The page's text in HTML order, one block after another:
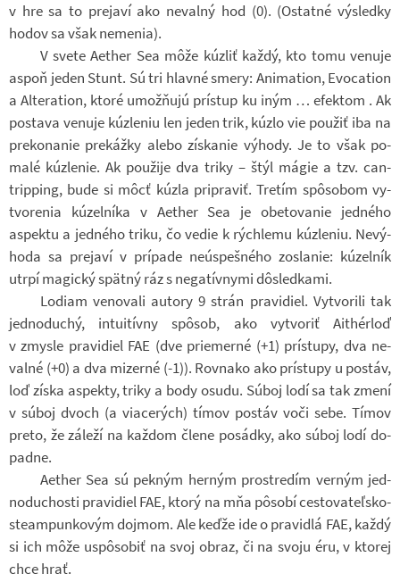
v hre sa to prejaví ako ne­valný hod (0). (Ostatné vý­sledky
hodov sa však ne­me­nia).
V svete Ae­ther Sea môže kúz­liť každý, kto tomu ve­nuje
aspoň jeden Stunt. Sú tri hlavné smery: Ani­mation, Evo­cation
a Al­te­ration, ktoré umož­ňujú prístup ku iným … efek­tom . Ak
po­stava ve­nuje kúzle­niu len jeden trik, kúzlo vie po­u­žiť iba na
pre­ko­na­nie pre­kážky alebo zís­ka­nie vý­hody. Je to však po­
malé kúzle­nie. Ak po­u­žije dva triky – štýl mágie a tzv. can­
tripping, bude si môcť kúzla pri­pra­viť. Tretím spôsobom vy­
tvo­re­nia kúzel­níka v Ae­ther Sea je obe­to­va­nie jed­ného
aspektu a jed­ného triku, čo vedie k rýchlemu kúzle­niu. Ne­vý­
hoda sa prejaví v prí­pade ne­ú­speš­ného zo­sla­nie: kúzel­ník
utrpí ma­gický spätný ráz s ne­ga­tív­nymi dôsled­kami.
Lo­diam ve­no­vali au­tory 9 strán pra­vi­diel. Vy­tvo­rili tak
jed­no­du­chý, in­tu­i­tívny spôsob, ako vy­tvo­riť Ai­thé­r­loď
v zmysle pra­vi­diel FAE (dve pri­e­merné (+1) prístupy, dva ne­
valné (+0) a dva mi­zerné (-1)). Rov­nako ako prístupy u po­stáv,
loď získa aspekty, triky a body osudu. Súboj lodí sa tak zmení
v súboj dvoch (a vi­a­ce­rých) tímov po­stáv voči sebe. Tímov
preto, že zá­leží na kaž­dom člene po­sádky, ako súboj lodí do­
padne.
Ae­ther Sea sú pek­ným her­ným pro­stre­dím ver­ným jed­
no­du­chosti pra­vi­diel FAE, ktorý na mňa pôsobí ces­to­vateľsko-​
steampunkovým do­jmom. Ale keďže ide o pra­vi­dlá FAE, každý
si ich môže uspôsobiť na svoj obraz, či na svoju éru, v kto­rej
chce hrať.